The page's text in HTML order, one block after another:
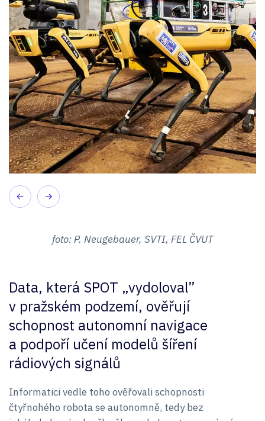
foto: P. Neugebauer, SVTI, FEL ČVUT
Data, která SPOT „vydoloval”
v pražském podzemí, ověřují
schopnost autonomní navigace
a podpoří učení modelů šíření
rádiových signálů
Informatici vedle toho ověřovali schopnosti
čtyřnohého robota se autonomně, tedy bez